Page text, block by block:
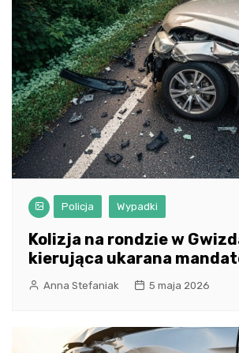
Policja Wypadki
Kolizja na rondzie w
kierująca ukarana
Anna Stefaniak 5 maja 2026